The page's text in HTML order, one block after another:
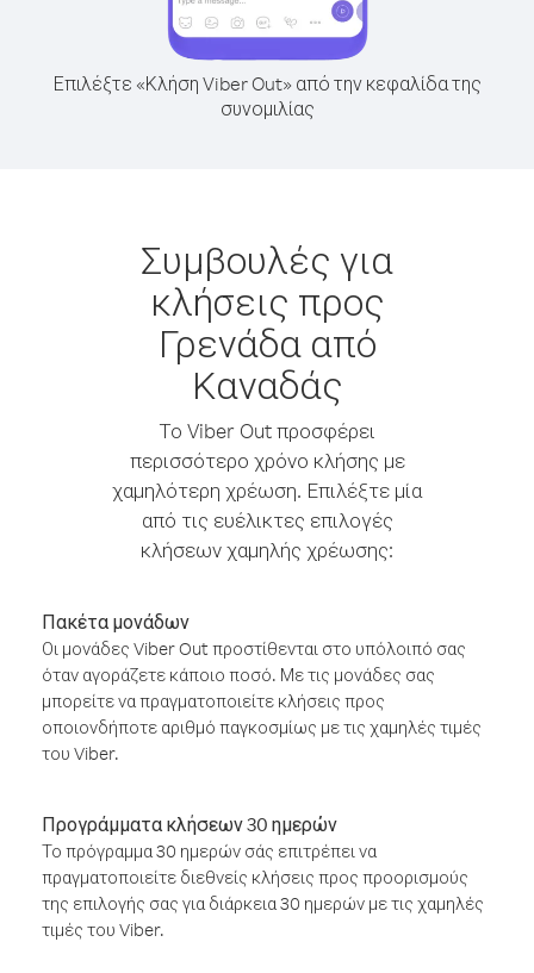
Επιλέξτε «Κλήση Viber Out» από την κεφαλίδα της
συνομιλίας
Συμβουλές για
κλήσεις προς
Γρενάδα από
Καναδάς
Το Viber Out προσφέρει
περισσότερο χρόνο κλήσης με
χαμηλότερη χρέωση. Επιλέξτε μία
από τις ευέλικτες επιλογές
κλήσεων χαμηλής χρέωσης:
Πακέτα μονάδων
Οι μονάδες Viber Out προστίθενται στο υπόλοιπό σας
όταν αγοράζετε κάποιο ποσό. Με τις μονάδες σας
μπορείτε να πραγματοποιείτε κλήσεις προς
οποιονδήποτε αριθμό παγκοσμίως με τις χαμηλές τιμές
του Viber.
Προγράμματα κλήσεων 30 ημερών
Το πρόγραμμα 30 ημερών σάς επιτρέπει να
πραγματοποιείτε διεθνείς κλήσεις προς προορισμούς
της επιλογής σας για διάρκεια 30 ημερών με τις χαμηλές
τιμές του Viber.